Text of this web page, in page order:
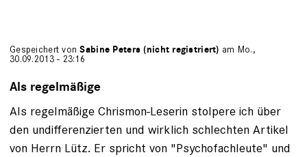
Gespeichert vonSabine Peters (nicht registriert) am Mo.,
30.09.2013 - 23:16
Als regelmäßige
Als regelmäßige Chrismon-Leserin stolpere ich über
den undifferenzierten und wirklich schlechten Artikel
von Herrn Lütz. Er spricht von "Psychofachleute" und